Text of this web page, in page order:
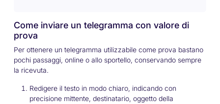
Come inviare un telegramma con valore di
prova
Per ottenere un telegramma utilizzabile come prova bastano
pochi passaggi, online o allo sportello, conservando sempre
la ricevuta.
Redigere il testo in modo chiaro, indicando con
precisione mittente, destinatario, oggetto della